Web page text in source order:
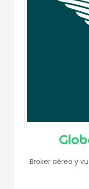
Broker aéreo y